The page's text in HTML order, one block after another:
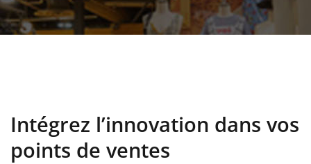
Intégrez l’innovation dans vos
points de ventes